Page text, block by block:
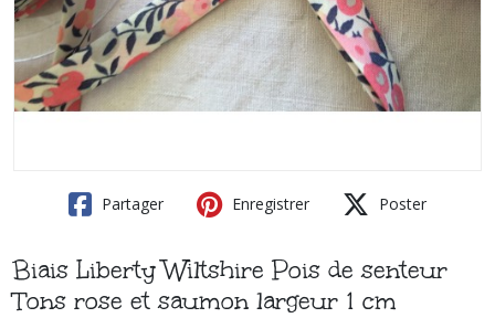
Partager Enregistrer Poster
Biais Liberty Wiltshire Pois de senteur
Tons rose et saumon largeur 1 cm